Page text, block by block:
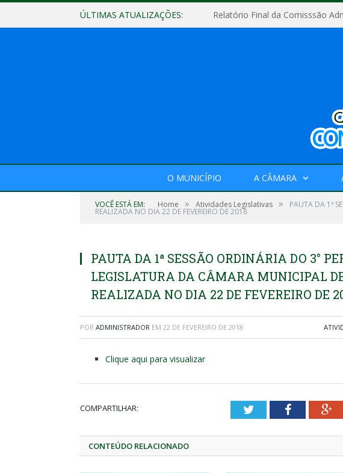
ÚLTIMAS ATUALIZAÇÕES:
O MUNICÍPIO A CÂMARA
VOCÊ ESTÁ EM: Home » Atividades Legislativas » PAUTA DA 1ª
REALIZADA NO DIA 22 DE FEVEREIRO DE 2018
PAUTA DA 1ª SESSÃO ORDINÁRIA DO 3°
LEGISLATURA DA CÂMARA MUNICIPAL
REALIZADA NO DIA 22 DE FEVEREIRO DE
POR ADMINISTRADOR EM 22 DE FEVEREIRO DE 2018
Clique aqui para visualizar
COMPARTILHAR: TwitterFacebook
CONTEÚDO RELACIONADO